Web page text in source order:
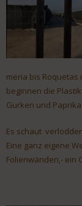
meria bis Roquetas
beginnen die
Gurken und
Es schaut
Eine ganz eigene
Folienwänden,- ein